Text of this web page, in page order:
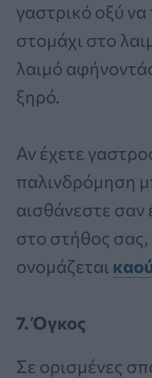
γαστρικό οξύ να
στομάχι στο
λαιμό
ξηρό.
Αν έχετε
παλινδρόμηση
αισθάνεστε
στο στήθος
ονομάζεται
7. Όγκος
Σε ορισμένες